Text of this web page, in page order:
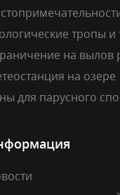
тропы
на вылов
на озере
для парусного